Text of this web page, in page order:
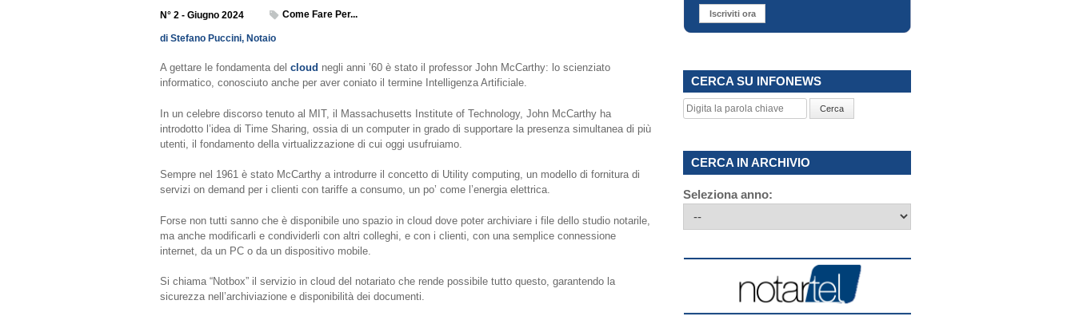
N° 2 - Giugno 2024 Come Fare Per...
di Stefano Puccini, Notaio
A gettare le fondamenta del cloud negli anni ’60 è stato il professor John McCarthy: lo scienziato
informatico, conosciuto anche per aver coniato il termine Intelligenza Artificiale.
In un celebre discorso tenuto al MIT, il Massachusetts Institute of Technology, John McCarthy ha
introdotto l’idea di Time Sharing, ossia di un computer in grado di supportare la presenza simultanea di più
utenti, il fondamento della virtualizzazione di cui oggi usufruiamo.
Sempre nel 1961 è stato McCarthy a introdurre il concetto di Utility computing, un modello di fornitura di
servizi on demand per i clienti con tariffe a consumo, un po’ come l’energia elettrica.
Forse non tutti sanno che è disponibile uno spazio in cloud dove poter archiviare i file dello studio notarile,
ma anche modificarli e condividerli con altri colleghi, e con i clienti, con una semplice connessione
internet, da un PC o da un dispositivo mobile.
Si chiama “Notbox” il servizio in cloud del notariato che rende possibile tutto questo, garantendo la
sicurezza nell’archiviazione e disponibilità dei documenti.
Iscriviti ora
CERCA SU INFONEWS
Cerca
CERCA IN ARCHIVIO
Seleziona anno: